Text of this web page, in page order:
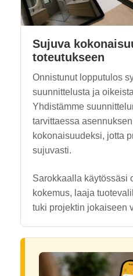
Sujuva
toteutukseen
Onnistunut lopputulos
suunnittelusta ja
Yhdistämme
tarvittaessa
kokonaisuudeksi, jotta
sujuvasti.
Sarokkaalla käytössäsi
kokemus, laaja
tuki projektin jokaiseen